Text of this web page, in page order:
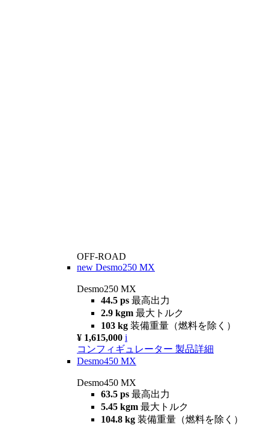
OFF-ROAD
new Desmo250 MX
Desmo250 MX
44.5 ps 最高出力
2.9 kgm 最大トルク
103 kg 装備重量（燃料を除く）
¥ 1,615,000 i
コンフィギュレーター 製品詳細
Desmo450 MX
Desmo450 MX
63.5 ps 最高出力
5.45 kgm 最大トルク
104.8 kg 装備重量（燃料を除く）